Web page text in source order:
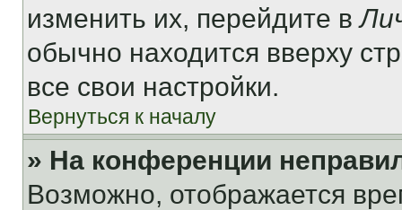
изменить их, перейдите в
обычно находится вверху
все свои настройки.
Вернуться к началу
» На конференции
Возможно, отображается